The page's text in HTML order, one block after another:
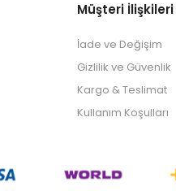
Müşteri İlişkileri
İade ve Değişim
Gizlilik ve Güvenlik
Kargo & Teslimat
Kullanım Koşulları